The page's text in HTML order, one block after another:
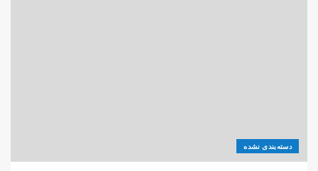
دسته‌بندی نشده